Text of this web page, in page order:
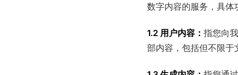
数字内容的服务，具体
1.2 用户内容： 指您向
部内容，包括但不限于